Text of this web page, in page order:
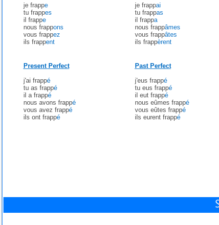
je frappe
tu frappes
il frappe
nous frappons
vous frappez
ils frappent
je frappai
tu frappas
il frappa
nous frappâmes
vous frappâtes
ils frappèrent
Present Perfect
j'ai frappé
tu as frappé
il a frappé
nous avons frappé
vous avez frappé
ils ont frappé
Past Perfect
j'eus frappé
tu eus frappé
il eut frappé
nous eûmes frappé
vous eûtes frappé
ils eurent frappé